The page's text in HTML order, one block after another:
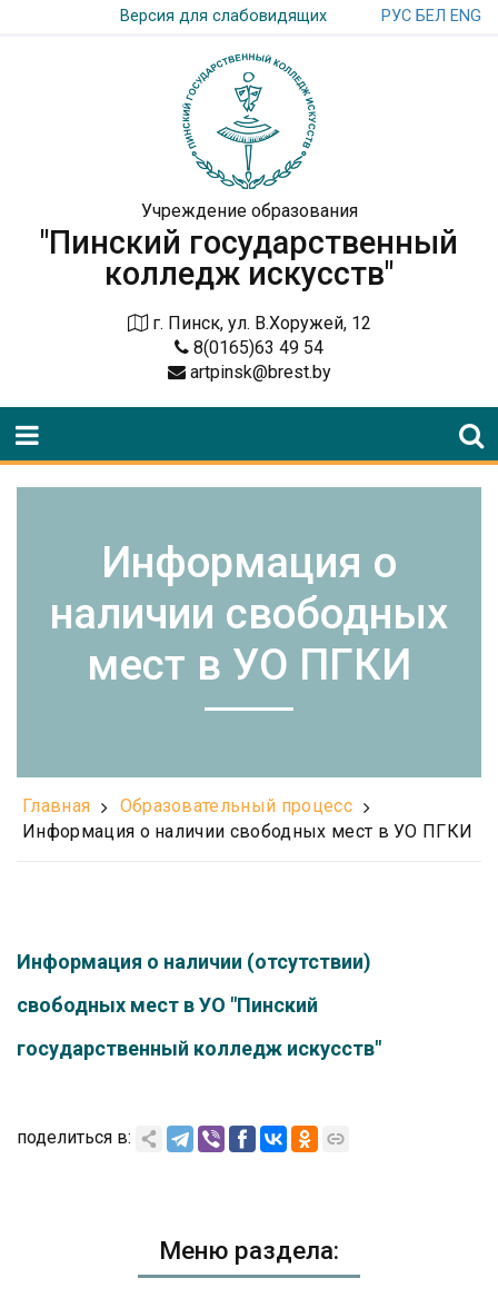
Версия для слабовидящих РУС БЕЛ ENG
Учреждение образования
"Пинский государственный
колледж искусств"
г. Пинск, ул. В.Хоружей, 12
8(0165)63 49 54
artpinsk@brest.by
Информация о
наличии свободных
мест в УО ПГКИ
Главная
Образовательный процесс
Информация о наличии свободных мест в УО ПГКИ
Информация о наличии (отсутствии)
свободных мест в УО "Пинский
государственный колледж искусств"
поделиться в:
Меню раздела: